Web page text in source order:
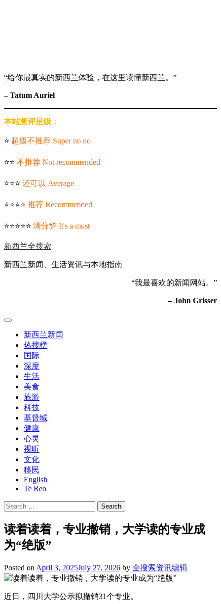
“给你最真实的新西兰体验，在这里读懂新西兰。”
– Tatum Auriel
本站测评星级 ：
⭐️ 超级不推荐 Super no no
⭐️⭐️ 不推荐 Not recommended
⭐️⭐️⭐️ 还可以 Average
⭐️⭐️⭐️⭐️ 推荐 Recommended
⭐️⭐️⭐️⭐️⭐️ 满分💯 It's a must
新西兰全搜索
新西兰新闻、生活资讯与本地指南
“我最喜欢的新闻网站。”
– John Grisser
新西兰新闻
热搜榜
国际
深度
生活
美食
旅游
科技
基督城
健康
心灵
视听
文化
移民
English
Te Reo
Search
for:
读着读着，专业撤销，大学读的专业成
为“绝版”
Posted on April 3, 2025July 27, 2026 by 全搜索资讯编辑
近日，四川大学公示拟撤销31个专业。